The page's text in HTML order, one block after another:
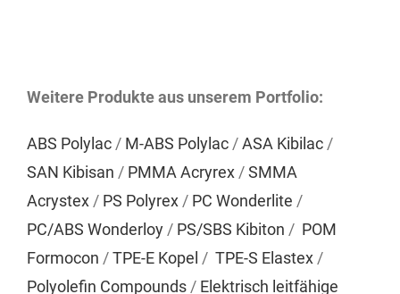
Weitere Produkte aus unserem Portfolio:
ABS Polylac / M-ABS Polylac /ASA Kibilac /
SAN Kibisan / PMMA Acryrex /SMMA
Acrystex / PS Polyrex / PC Wonderlite /
PC/ABS Wonderloy / PS/SBS Kibiton / POM
Formocon /TPE-E Kopel / TPE-S Elastex /
Polyolefin Compounds / Elektrisch leitfähige